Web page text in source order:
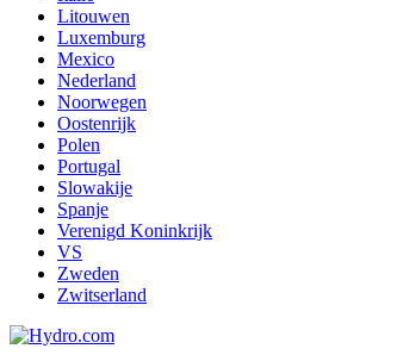
Litouwen
Luxemburg
Mexico
Nederland
Noorwegen
Oostenrijk
Polen
Portugal
Slowakije
Spanje
Verenigd Koninkrijk
VS
Zweden
Zwitserland